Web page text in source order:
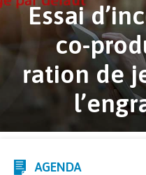
Essai
co-
ration de
AGENDA